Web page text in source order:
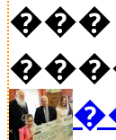
���